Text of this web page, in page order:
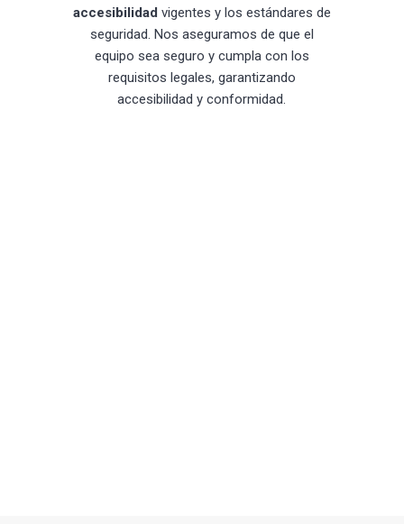
accesibilidad vigentes y los estándares de
seguridad. Nos aseguramos de que el
equipo sea seguro y cumpla con los
requisitos legales, garantizando
accesibilidad y conformidad.